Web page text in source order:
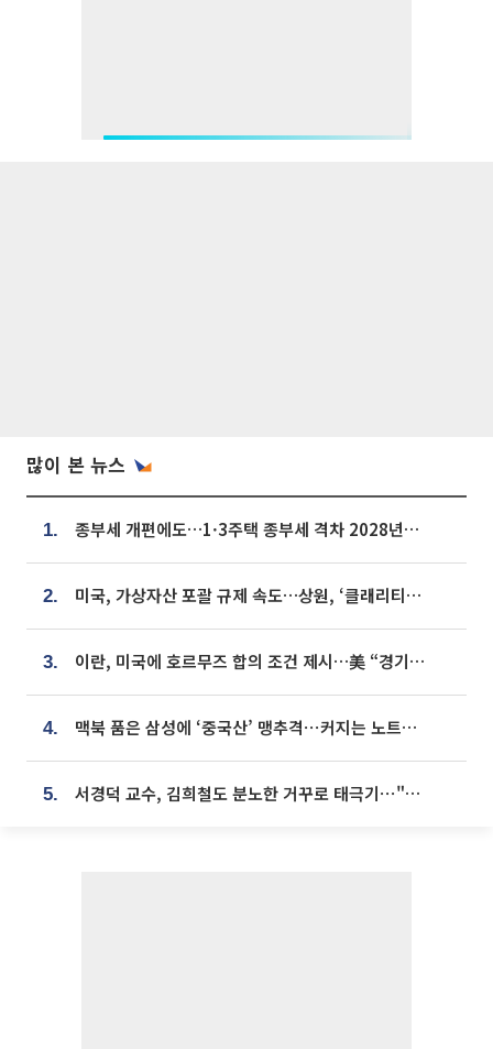
많이 본 뉴스
1. 종부세 개편에도…1·3주택 종부세 격차 2028년부터 확대
2. 미국, 가상자산 포괄 규제 속도…상원, ‘클래리티법’ 9월 절차투표 추진
3. 이란, 미국에 호르무즈 합의 조건 제시…美 “경기 아직 안 끝나” [종합]
4. 맥북 품은 삼성에 ‘중국산’ 맹추격⋯커지는 노트북 OLED 시장
5. 서경덕 교수, 김희철도 분노한 거꾸로 태극기⋯"엉터리는 아냐, 아쉬울 뿐"